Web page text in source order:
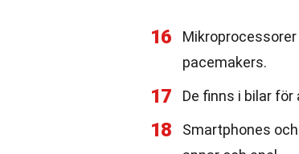
16
pacemakers.
17 De finns i bilar
18
Smartphones